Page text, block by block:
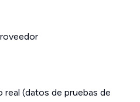
real (datos de pruebas de